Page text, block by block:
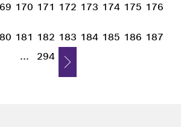
170 171 172 173 174 175 176
181 182 183 184 185 186 187
...
294